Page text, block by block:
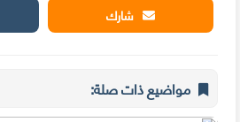
شارك
مواضيع ذات صلة: